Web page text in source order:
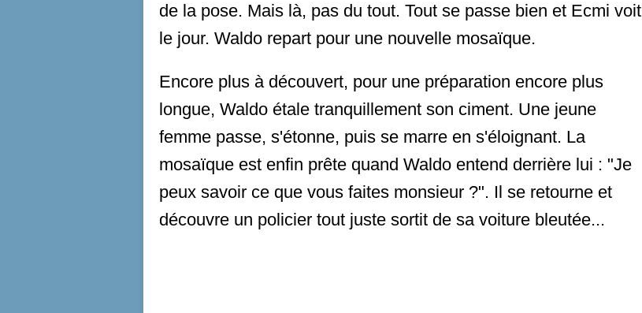
de la pose. Mais là, pas du tout. Tout se passe bien et Ecmi voit
le jour. Waldo repart pour une nouvelle mosaïque.
Encore plus à découvert, pour une préparation encore plus
longue, Waldo étale tranquillement son ciment. Une jeune
femme passe, s'étonne, puis se marre en s'éloignant. La
mosaïque est enfin prête quand Waldo entend derrière lui : "Je
peux savoir ce que vous faites monsieur ?". Il se retourne et
découvre un policier tout juste sortit de sa voiture bleutée...